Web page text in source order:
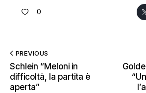
0
PREVIOUS
Schlein “Meloni in
difficoltà, la partita è
aperta”